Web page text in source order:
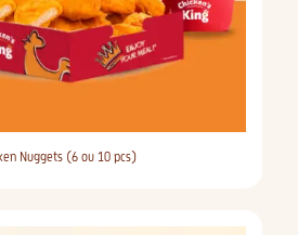
Nuggets (6 ou 10 pcs)